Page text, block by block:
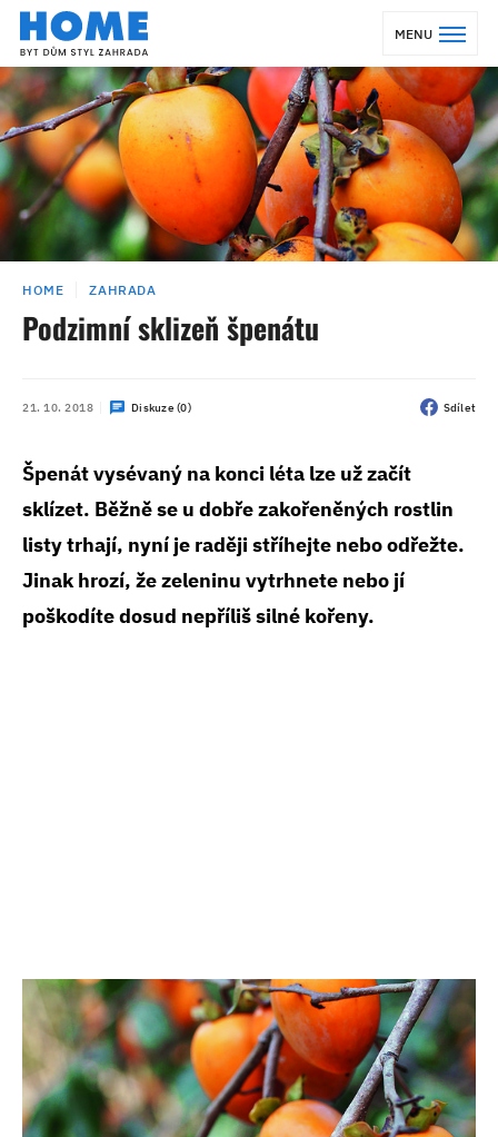
MENU
HOME ZAHRADA
Podzimní sklizeň špenátu
21. 10. 2018 Diskuze (0) Sdílet
Špenát vysévaný na konci léta lze už začít
sklízet. Běžně se u dobře zakořeněných rostlin
listy trhají, nyní je raději stříhejte nebo odřežte.
Jinak hrozí, že zeleninu vytrhnete nebo jí
poškodíte dosud nepříliš silné kořeny.